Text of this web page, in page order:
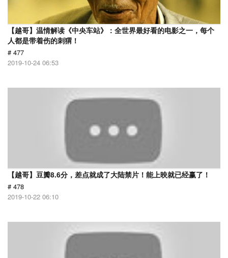
【越哥】温情解读《中央车站》：全世界最好看的电影之一，每个
人都是带着伤的刺猬！
# 477
2019-10-24 06:53
【越哥】豆瓣8.6分，差点就成了大陆禁片！能上映就已经赢了！
# 478
2019-10-22 06:10